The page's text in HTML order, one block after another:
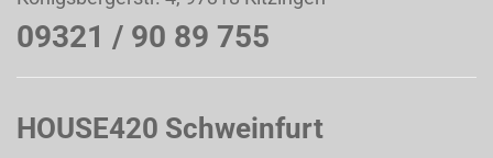
09321 / 90 89 755
HOUSE420 Schweinfurt